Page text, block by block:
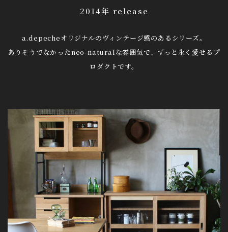
2014年 release
a.depecheオリジナルのヴィンテージ感のあるシリーズ。
ありそうでなかったneo-naturalな雰囲気で、ずっと永く愛せるプ
ロダクトです。